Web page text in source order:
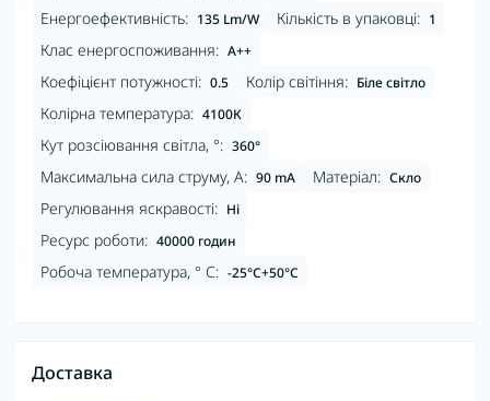
Енергоефективність: 135 Lm/W Кількість в упаковці: 1
Клас енергоспоживання: A++
Коефіцієнт потужності: 0.5 Колір світіння: Біле світло
Колірна температура: 4100К
Кут розсіювання світла, °: 360°
Максимальна сила струму, А: 90 mA Матеріал: Скло
Регулювання яскравості: Ні
Ресурс роботи: 40000 годин
Робоча температура, ° С: -25°C+50°С
Доставка